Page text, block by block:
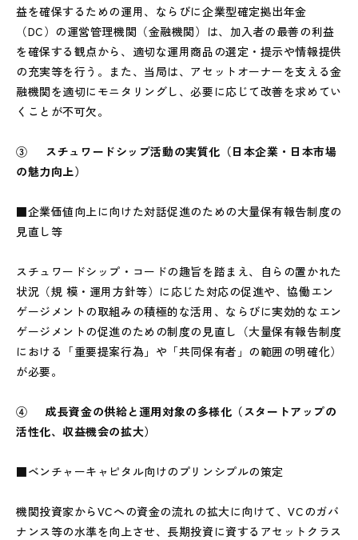
益を確保するための運用、ならびに企業型確定拠出年金
（DC）の運営管理機関（金融機関）は、加入者の最善の利益
を確保する観点から、適切な運用商品の選定・提示や情報提供
の充実等を行う。また、当局は、アセットオーナーを支える金
融機関を適切にモニタリングし、必要に応じて改善を求めてい
くことが不可欠。
③ スチュワードシップ活動の実質化（日本企業・日本市場
の魅力向上）
■企業価値向上に向けた対話促進のための大量保有報告制度の
見直し等
スチュワードシップ・コードの趣旨を踏まえ、自らの置かれた
状況（規 模・運用方針等）に応じた対応の促進や、協働エン
ゲージメントの取組みの積極的な活用、ならびに実効的なエン
ゲージメントの促進のための制度の見直し（大量保有報告制度
における「重要提案行為」や「共同保有者」の範囲の明確化）
が必要。
④ 成長資金の供給と運用対象の多様化（スタートアップの
活性化、収益機会の拡大）
■ベンチャーキャピタル向けのプリンシプルの策定
機関投資家からVCへの資金の流れの拡大に向けて、VCのガバ
ナンス等の水準を向上させ、長期投資に資するアセットクラス